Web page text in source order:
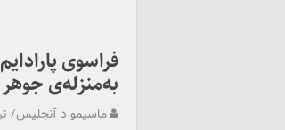
فراسوی
به‌منزله‌ی
ماسیمو د آنجلیس/